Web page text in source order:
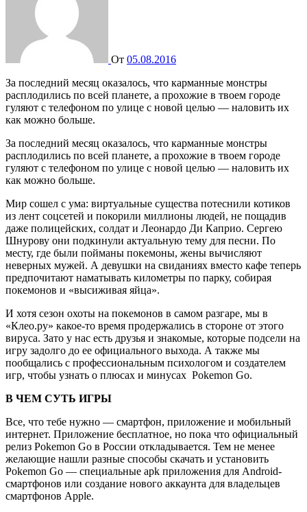
От 05.08.2016
За последний месяц оказалось, что карманные монстры
расплодились по всей планете, а прохожие в твоем городе
гуляют с телефоном по улице с новой целью — наловить их
как можно больше.
За последний месяц оказалось, что карманные монстры
расплодились по всей планете, а прохожие в твоем городе
гуляют с телефоном по улице с новой целью — наловить их
как можно больше.
Мир сошел с ума: виртуальные существа потеснили котиков
из лент соцсетей и покорили миллионы людей, не пощадив
даже полицейских, солдат и Леонардо Ди Каприо. Сергею
Шнурову они подкинули актуальную тему для песни. По
месту, где были пойманы покемоны, жены вычисляют
неверных мужей. А девушки на свиданиях вместо кафе теперь
предпочитают наматывать километры по парку, собирая
покемонов и «высиживая яйца».
И хотя сезон охоты на покемонов в самом разгаре, мы в
«Клео.ру» какое-то время продержались в стороне от этого
вируса. Зато у нас есть друзья и знакомые, которые подсели на
игру задолго до ее официального выхода. А также мы
пообщались с профессиональным психологом и создателем
игр, чтобы узнать о плюсах и минусах Pokemon Go.
В ЧЕМ СУТЬ ИГРЫ
Все, что тебе нужно — смартфон, приложение и мобильный
интернет. Приложение бесплатное, но пока что официальный
релиз Pokemon Go в России откладывается. Тем не менее
желающие нашли разные способы скачать и установить
Pokemon Go — специальные apk приложения для Android-
смартфонов или создание нового аккаунта для владельцев
смартфонов Apple.